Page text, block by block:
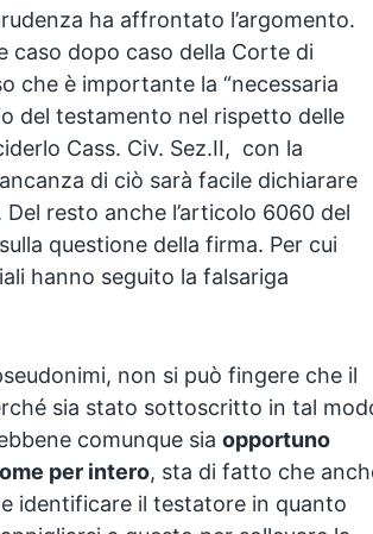
ha affrontato l’argomento.
caso dopo caso della Corte di
che è importante la “necessaria
del testamento nel rispetto delle
Cass. Civ. Sez.II, con la
di ciò sarà facile dichiarare
resto anche l’articolo 6060 del
questione della firma. Per cui
hanno seguito la falsariga
non si può fingere che il
sia stato sottoscritto in tal
comunque sia opportuno
per intero, sta di fatto che
identificare il testatore in quanto